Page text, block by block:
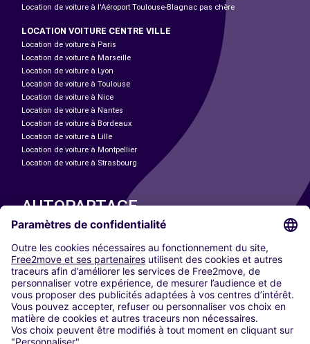
Location de voiture à l'Aéroport Toulouse-Blagnac pas chère
LOCATION VOITURE CENTRE VILLE
Location de voiture à Paris
Location de voiture à Marseille
Location de voiture à Lyon
Location de voiture à Toulouse
Location de voiture à Nice
Location de voiture à Nantes
Location de voiture à Bordeaux
Location de voiture à Lille
Location de voiture à Montpellier
Location de voiture à Strasbourg
AUTOPARTAGE
Paris
Madrid
Washington DC
Milan
Rome
Turin
Vienne
Berlin